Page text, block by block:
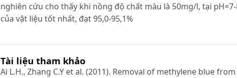
nghiên cứu cho thấy khi nồng độ chất màu là 50mg/l, tại
của vật liệu tốt nhất, đạt 95,0-95,1%
Tài liệu tham khảo
Ai L.H., Zhang C.Y et al. (2011). Removal of methylene blue